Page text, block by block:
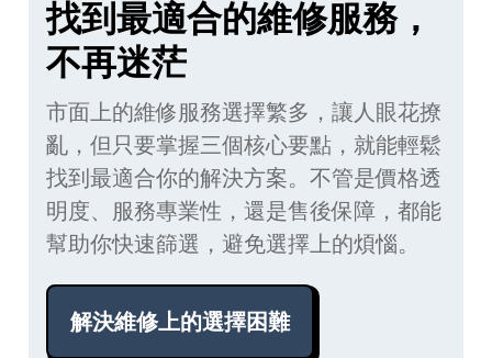
找到最適合的維修服務，
不再迷茫
市面上的維修服務選擇繁多，讓人眼花撩
亂，但只要掌握三個核心要點，就能輕鬆
找到最適合你的解決方案。不管是價格透
明度、服務專業性，還是售後保障，都能
幫助你快速篩選，避免選擇上的煩惱。
解決維修上的選擇困難